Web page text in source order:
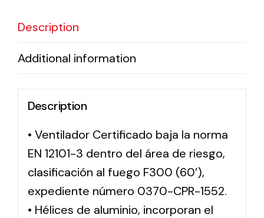
Description
Additional information
Description
• Ventilador Certificado baja la norma
EN 12101-3 dentro del área de riesgo,
clasificación al fuego F300 (60′),
expediente número 0370-CPR-1552.
• Hélices de aluminio, incorporan el